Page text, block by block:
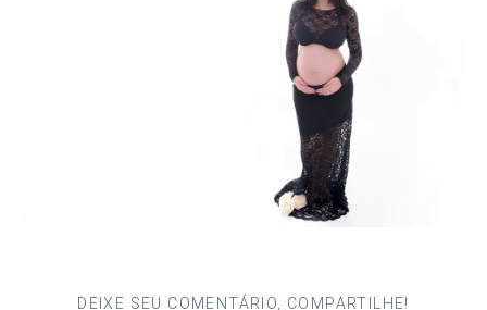
DEIXE SEU COMENTÁRIO, COMPARTILHE!